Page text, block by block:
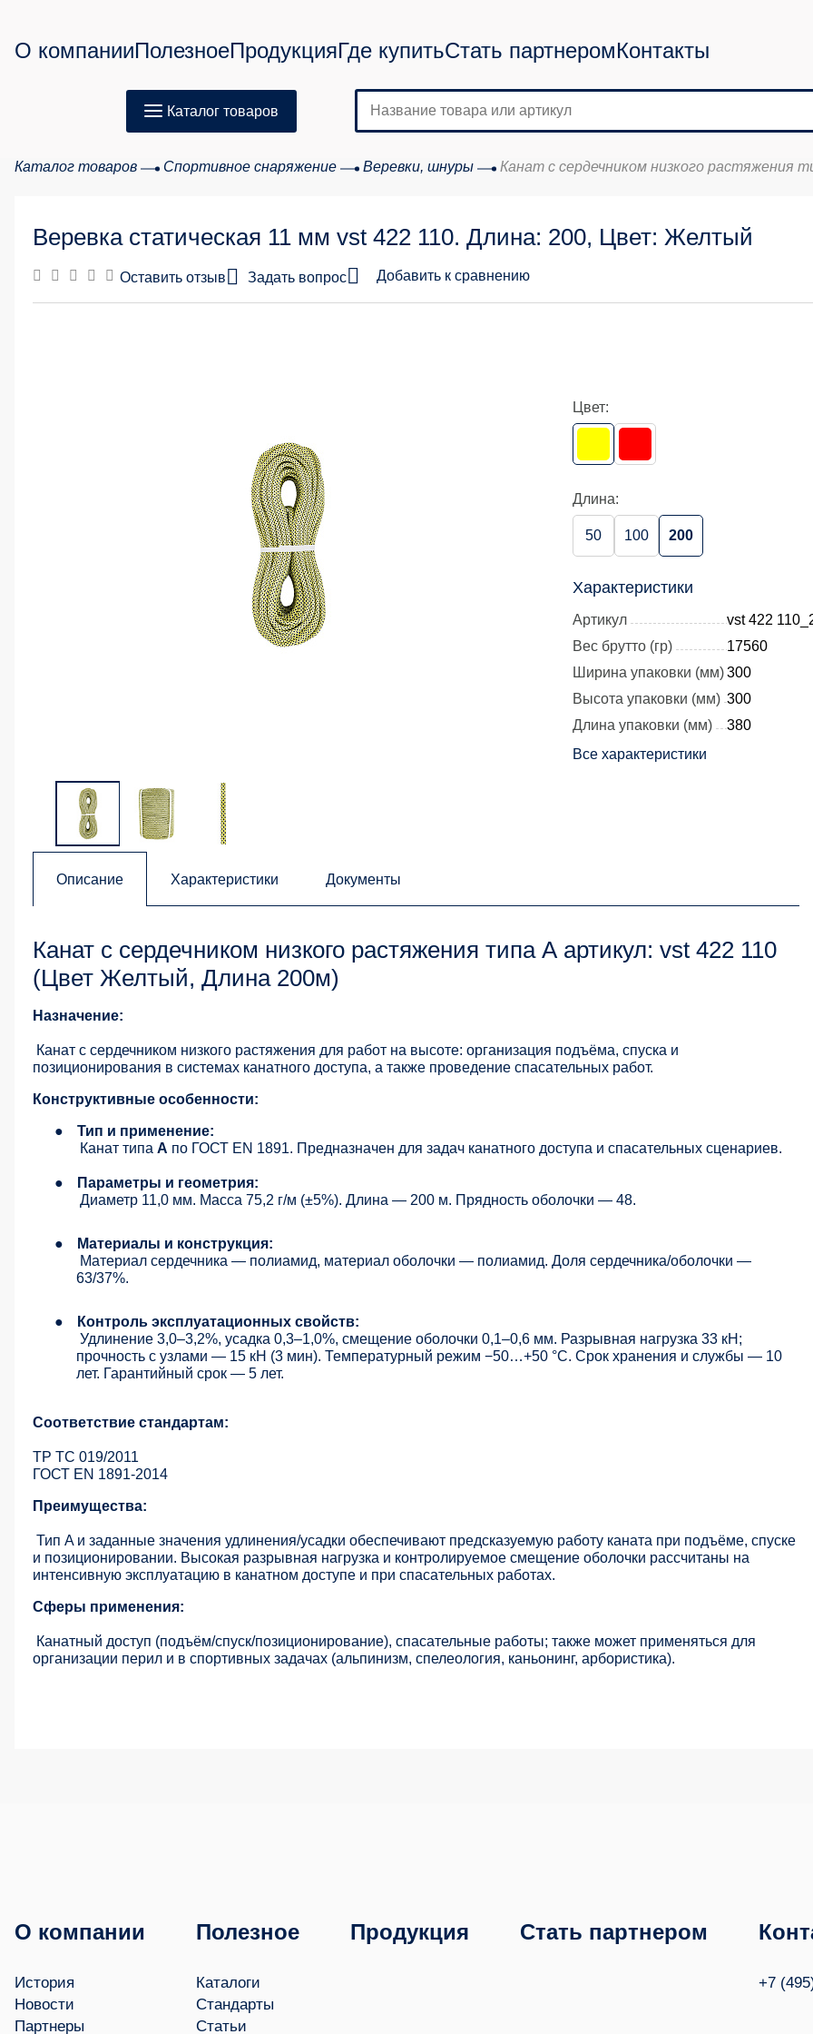
О компанииПолезноеПродукцияГде купитьСтать партнеромКонтакты
Каталог товаров
Каталог товаров Спортивное снаряжение Веревки, шнуры Канат с сердечником низкого растяжения
Веревка статическая 11 мм vst 422 110. Длина: 200, Цвет: Желтый
Оставить отзыв Задать вопрос Добавить к сравнению
Цвет:
Длина:
50 100 200
Характеристики
Артикул
vst 422
Вес брутто (гр)
17560
Ширина упаковки (мм)300
Высота упаковки (мм) 300
Длина упаковки (мм)
380
Все характеристики
Описание Характеристики Документы
Канат с сердечником низкого растяжения типа А артикул: vst 422 110
(Цвет Желтый, Длина 200м)
Назначение:
Канат с сердечником низкого растяжения для работ на высоте: организация подъёма, спуска и
позиционирования в системах канатного доступа, а также проведение спасательных работ.
Конструктивные особенности:
●
Тип и применение:
Канат типа A по ГОСТ EN 1891. Предназначен для задач канатного доступа и спасательных сценариев.
●
Параметры и геометрия:
Диаметр 11,0 мм. Масса 75,2 г/м (±5%). Длина — 200 м. Прядность оболочки — 48.
●
Материалы и конструкция:
Материал сердечника — полиамид, материал оболочки — полиамид. Доля сердечника/оболочки —
63/37%.
●
Контроль эксплуатационных свойств:
Удлинение 3,0–3,2%, усадка 0,3–1,0%, смещение оболочки 0,1–0,6 мм. Разрывная нагрузка 33 кН;
прочность с узлами — 15 кН (3 мин). Температурный режим −50…+50 °C. Срок хранения и службы — 10
лет. Гарантийный срок — 5 лет.
Соответствие стандартам:
ТР ТС 019/2011
ГОСТ EN 1891-2014
Преимущества:
Тип A и заданные значения удлинения/усадки обеспечивают предсказуемую работу каната при подъёме, спуске
и позиционировании. Высокая разрывная нагрузка и контролируемое смещение оболочки рассчитаны на
интенсивную эксплуатацию в канатном доступе и при спасательных работах.
Сферы применения:
Канатный доступ (подъём/спуск/позиционирование), спасательные работы; также может применяться для
организации перил и в спортивных задачах (альпинизм, спелеология, каньонинг, арбористика).
О компании
История
Новости
Партнеры
Полезное
Каталоги
Стандарты
Статьи
Продукция Стать партнером
+7